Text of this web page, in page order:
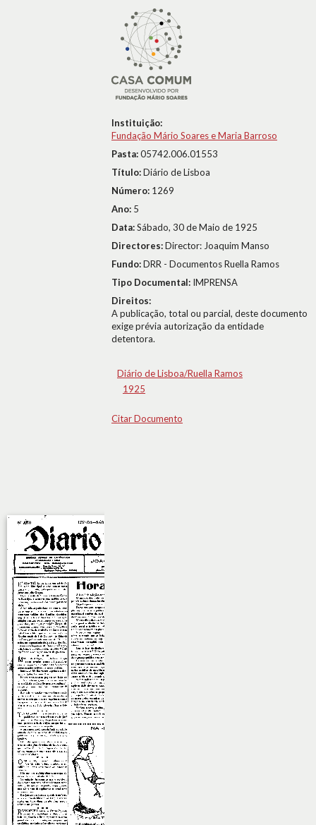
Instituição:
Fundação Mário Soares e Maria Barroso
Pasta:05742.006.01553
Título:Diário de Lisboa
Número: 1269
Ano: 5
Data:Sábado, 30 de Maio de 1925
Directores:Director: Joaquim Manso
Fundo:DRR - Documentos Ruella Ramos
Tipo Documental: IMPRENSA
Direitos:
A publicação, total ou parcial, deste documento
exige prévia autorização da entidade
detentora.
Diário de Lisboa/Ruella Ramos
1925
Citar Documento